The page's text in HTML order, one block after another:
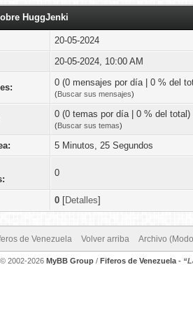
HuggJenki
20-05-2024
20-05-2024, 10:00 AM
0 (0 mensajes por día | 0 % del
(Buscar sus mensajes)
0 (0 temas por día | 0 % del total)
(Buscar sus temas)
5 Minutos, 25 Segundos
0
0 [Detalles]
de Venezuela Volver arriba Archivo
2002-2026 MyBB Group/ Fiferos de Venezuela-